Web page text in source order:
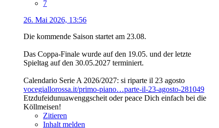
7
26. Mai 2026, 13:56
Die kommende Saison startet am 23.08.
Das Coppa-Finale wurde auf den 19.05. und der letzte
Spieltag auf den 30.05.2027 terminiert.
Calendario Serie A 2026/2027: si riparte il 23 agosto
vocegiallorossa.it/primo-piano…parte-il-23-agosto-281049
Etzdufeidunuawenggscheit oder peace Dich einfach bei die
Köllmeisen!
Zitieren
Inhalt melden